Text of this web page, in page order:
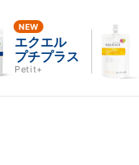
エクエル
プチプラス
Petit+